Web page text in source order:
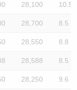
28,100 10.5
28,700 8.5
28,550 8.8
28,588 8.5
28,250 9.6